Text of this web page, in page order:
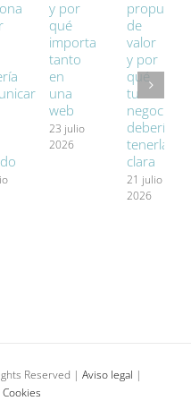
y por
qué
importa
tanto
en
una
web
23 julio
2026
propuesta
de
valor
y por
qué
tu
negocio
debería
tenerla
clara
21 julio
2026
Reserved | Aviso legal |
Cookies